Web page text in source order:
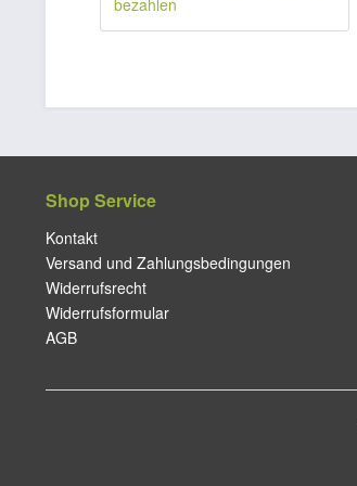
Shop Service
Kontakt
Versand und Zahlungsbedingungen
Widerrufsrecht
Widerrufsformular
AGB